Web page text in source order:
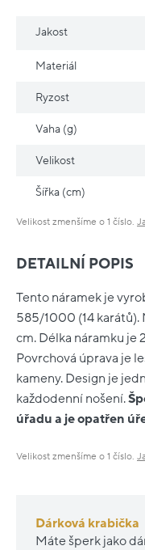
DETAILNÍ POPIS
Tento náramek je
585/1000 (14 karátů).
cm. Délka náramku je
Povrchová úprava je
kameny. Design je
každodenní nošení.
úřadu a je opatřen
Velikost zmenšíme o 1 číslo.
Dárková krabička
Máte šperk jako
Jakost
Materiál
Ryzost
Vaha (g)
Velikost
Šířka (cm)
Velikost zmenšíme o 1 číslo.